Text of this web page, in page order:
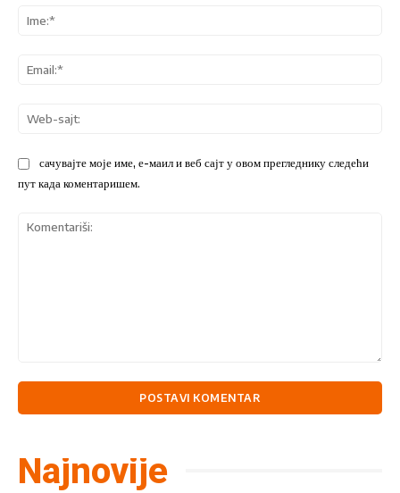
сачувајте моје име, е-маил и веб сајт у овом прегледнику следећи
пут када коментаришем.
Najnovije